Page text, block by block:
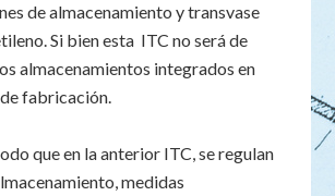
de almacenamiento y transvase
Si bien esta ITC no será de
almacenamientos integrados en
fabricación.
que en la anterior ITC, se regulan
medidas